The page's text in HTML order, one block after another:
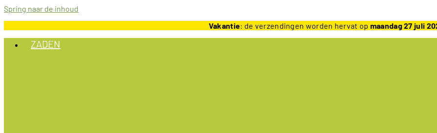
Spring naar de inhoud
Vakantie: de verzendingen worden hervat op maandag 27 juli
ZADEN